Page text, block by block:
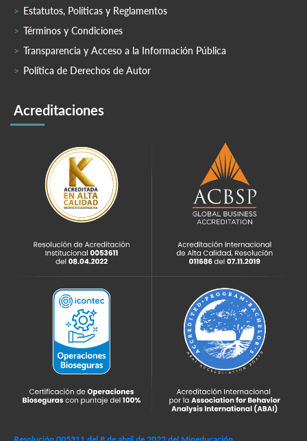
Estatutos, Políticas y Reglamentos
Términos y Condiciones
Transparencia y Acceso a la Información Pública
Política de Derechos de Autor
Acreditaciones